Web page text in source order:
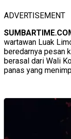
ADVERTISEMENT
wartawan Luak
beredarnya pesan
berasal dari Wali
panas yang